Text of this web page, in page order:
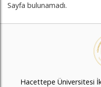
Sayfa bulunamadı.
Hacettepe Üniversitesi